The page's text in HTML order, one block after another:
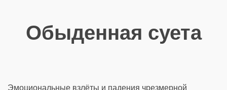
Обыденная суета
Эмоциональные взлёты и падения чрезмерной